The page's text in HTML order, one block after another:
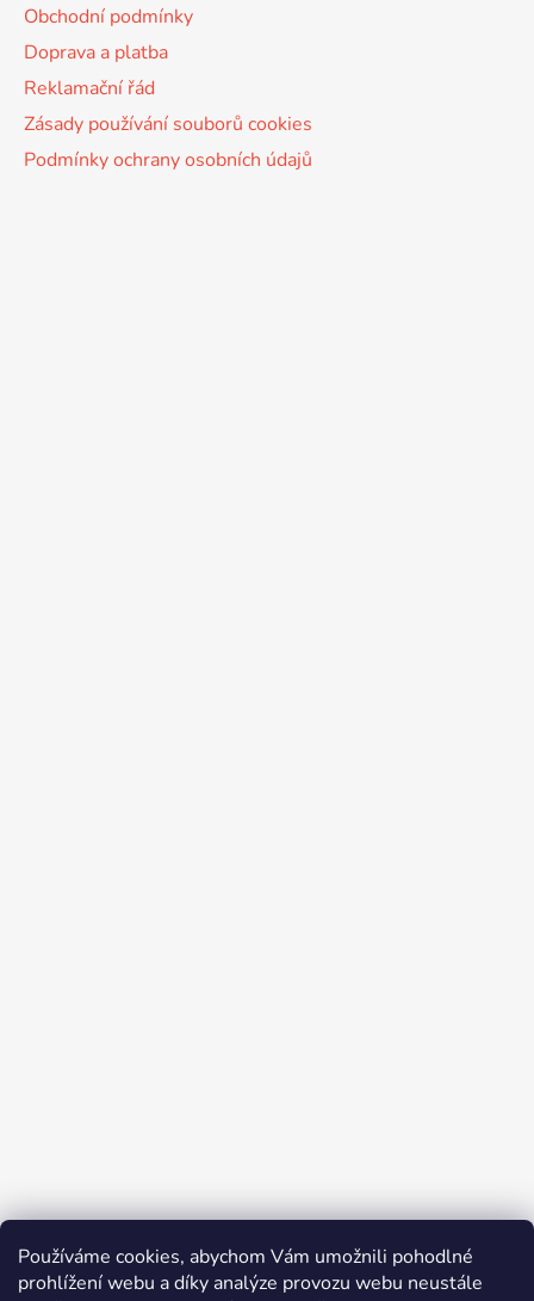
Používáme cookies, abychom Vám umožnili pohodlné
prohlížení webu a díky analýze provozu webu neustále
Obchodní podmínky
Doprava a platba
Reklamační řád
Zásady používání souborů cookies
Podmínky ochrany osobních údajů